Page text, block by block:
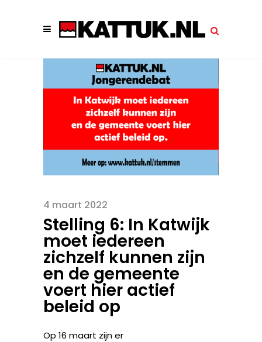
4 maart 2022
Stelling 6: In Katwijk
moet iedereen
zichzelf kunnen zijn
en de gemeente
voert hier actief
beleid op
Op 16 maart zijn er